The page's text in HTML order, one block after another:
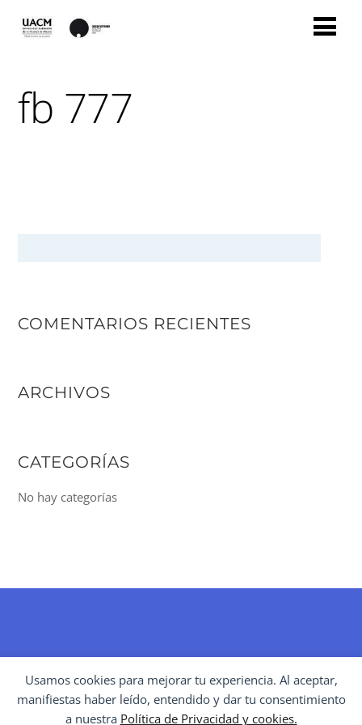
Usamos cookies para mejorar tu experiencia. Al aceptar,
manifiestas haber leído, entendido y dar tu consentimiento
a nuestra Política de Privacidad y cookies.
fb 777
COMENTARIOS RECIENTES
ARCHIVOS
CATEGORÍAS
No hay categorías
TO
TOP
POLÍTICAS CULTURALES